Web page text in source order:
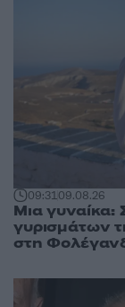
09:3109.08.26
Μια γυναίκα:
γυρισμάτων
στη